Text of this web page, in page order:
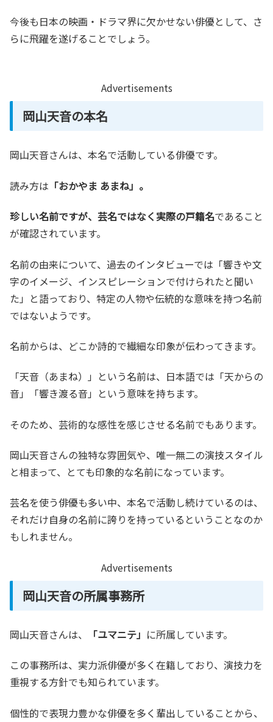
今後も日本の映画・ドラマ界に欠かせない俳優として、さ
らに飛躍を遂げることでしょう。
Advertisements
岡山天音の本名
岡山天音さんは、本名で活動している俳優です。
読み方は 「おかやま あまね」。
珍しい名前ですが、芸名ではなく実際の戸籍名であること
が確認されています。
名前の由来について、過去のインタビューでは「響きや文
字のイメージ、インスピレーションで付けられたと聞い
た」と語っており、特定の人物や伝統的な意味を持つ名前
ではないようです。
名前からは、どこか詩的で繊細な印象が伝わってきます。
「天音（あまね）」という名前は、日本語では「天からの
音」「響き渡る音」という意味を持ちます。
そのため、芸術的な感性を感じさせる名前でもあります。
岡山天音さんの独特な雰囲気や、唯一無二の演技スタイル
と相まって、とても印象的な名前になっています。
芸名を使う俳優も多い中、本名で活動し続けているのは、
それだけ自身の名前に誇りを持っているということなのか
もしれません。
Advertisements
岡山天音の所属事務所
岡山天音さんは、 「ユマニテ」 に所属しています。
この事務所は、実力派俳優が多く在籍しており、演技力を
重視する方針でも知られています。
個性的で表現力豊かな俳優を多く輩出していることから、